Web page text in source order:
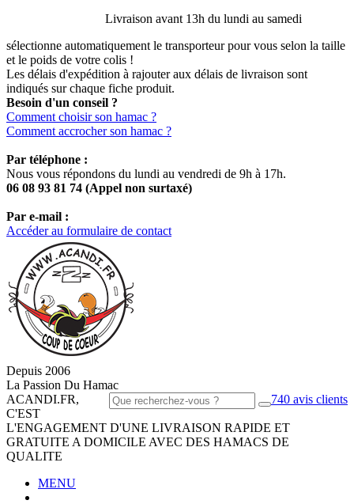
Livraison avant 13h du lundi au samedi
sélectionne automatiquement le transporteur pour vous selon la taille
et le poids de votre colis !
Les délais d'expédition à rajouter aux délais de livraison sont
indiqués sur chaque fiche produit.
Besoin d'un conseil ?
Comment choisir son hamac ?
Comment accrocher son hamac ?
Par téléphone :
Nous vous répondons du lundi au vendredi de 9h à 17h.
06 08 93 81 74 (Appel non surtaxé)
Par e-mail :
Accéder au formulaire de contact
Depuis 2006
La Passion Du Hamac
740 avis clients
ACANDI.FR,
C'EST
L'ENGAGEMENT D'UNE LIVRAISON RAPIDE ET
GRATUITE A DOMICILE AVEC DES HAMACS DE
QUALITE
MENU